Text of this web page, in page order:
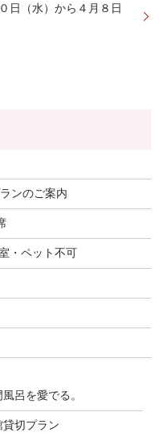
日（水）から４月８日
ンのご案内
・ペット不可
呂を愛でる。
切プラン